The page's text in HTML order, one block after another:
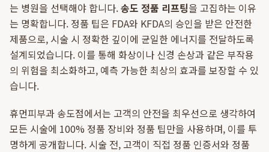
는 병원을 선택해야 합니다.송도 정품 리프팅을 고집하는 이유
는 명확합니다. 정품 팁은 FDA와 KFDA의 승인을 받은 안전한
제품으로, 시술 시 정확한 깊이에 균일한 에너지를 전달하도록
설계되었습니다. 이를 통해 화상이나 신경 손상과 같은 부작용
의 위험을 최소화하고, 예측 가능한 최상의 효과를 보장할 수 있
습니다.
휴먼피부과 송도점에서는 고객의 안전을 최우선으로 생각하여
모든 시술에 100% 정품 장비와 정품 팁만을 사용하며, 이를 투
명하게 공개합니다. 시술 전, 고객이 직접 정품 인증서와 정품